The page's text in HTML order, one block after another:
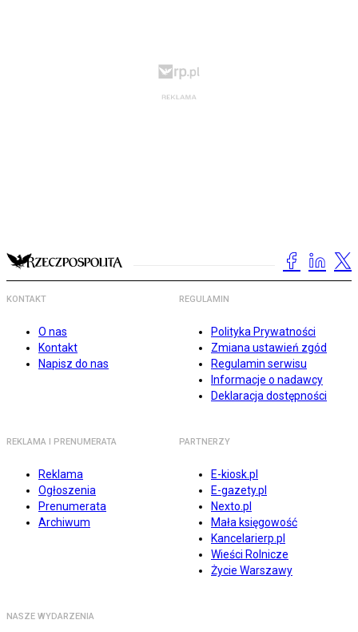
KONTAKT
O nas
Kontakt
Napisz do nas
REGULAMIN
Polityka Prywatności
Zmiana ustawień zgód
Regulamin serwisu
Informacje o nadawcy
Deklaracja dostępności
REKLAMA I PRENUMERATA
Reklama
Ogłoszenia
Prenumerata
Archiwum
PARTNERZY
E-kiosk.pl
E-gazety.pl
Nexto.pl
Mała księgowość
Kancelarierp.pl
Wieści Rolnicze
Życie Warszawy
NASZE WYDARZENIA